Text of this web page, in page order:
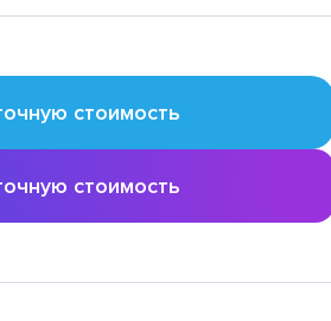
стоимость
стоимость